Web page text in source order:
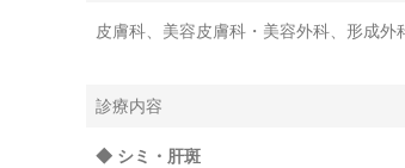
皮膚科、美容皮膚科・美容外科、形成外
診療内容
◆ シミ・肝斑